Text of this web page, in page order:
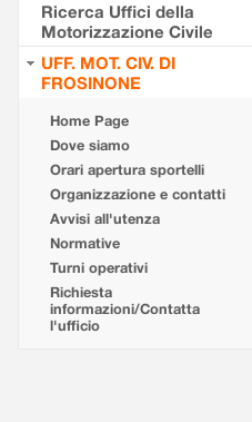
Ricerca Uffici della
Motorizzazione Civile
UFF. MOT. CIV. DI
FROSINONE
Home Page
Dove siamo
Orari apertura sportelli
Organizzazione e contatti
Avvisi all'utenza
Normative
Turni operativi
Richiesta
informazioni/Contatta
l'ufficio